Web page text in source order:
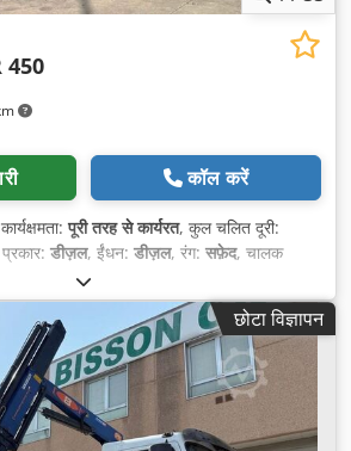
450
कॉल करें
पूरी तरह से कार्यरत, कुल चलित दूरी:
डीज़ल, ईंधन: डीज़ल, रंग: सफ़ेद, चालक
, निर्माण वर्ष:
छोटा विज्ञापन